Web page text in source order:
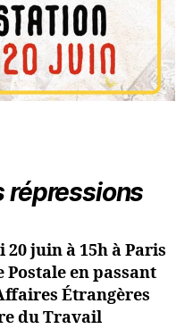
répressions
juin à 15h à Paris
Postale en passant
Étrangères
du Travail